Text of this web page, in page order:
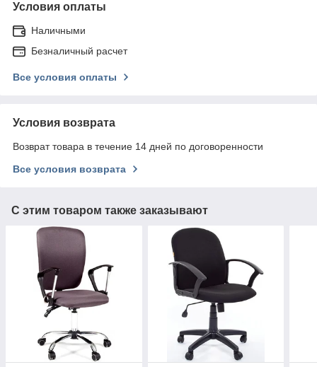
Условия оплаты
Наличными
Безналичный расчет
Все условия оплаты
Условия возврата
Возврат товара в течение 14 дней по договоренности
Все условия возврата
С этим товаром также заказывают